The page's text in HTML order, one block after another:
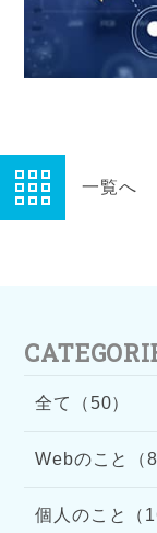
一覧へ
全て（50）
Webのこと（8
個人のこと（